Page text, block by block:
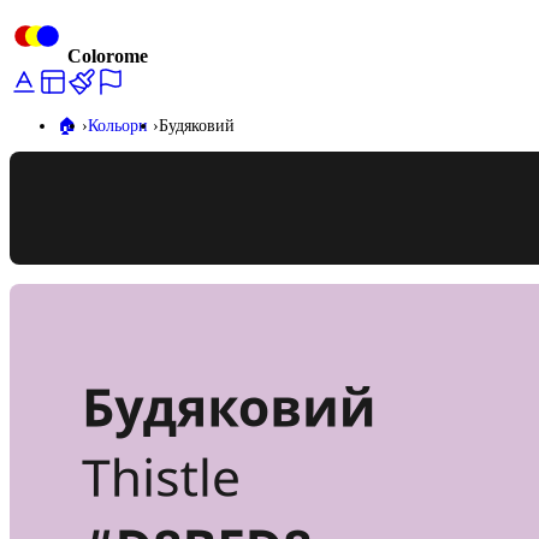
Colorome
🏠️ Кольори Будяковий